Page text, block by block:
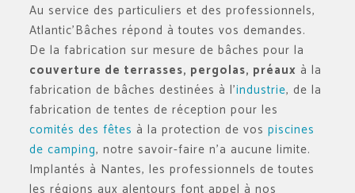
Au service des particuliers et des professionnels,
Atlantic’Bâches répond à toutes vos demandes.
De la fabrication sur mesure de bâches pour la
couverture de terrasses, pergolas, préaux à la
fabrication de bâches destinées à l’industrie, de la
fabrication de tentes de réception pour les
comités des fêtes à la protection de vos piscines
de camping, notre savoir-faire n’a aucune limite.
Implantés à Nantes, les professionnels de toutes